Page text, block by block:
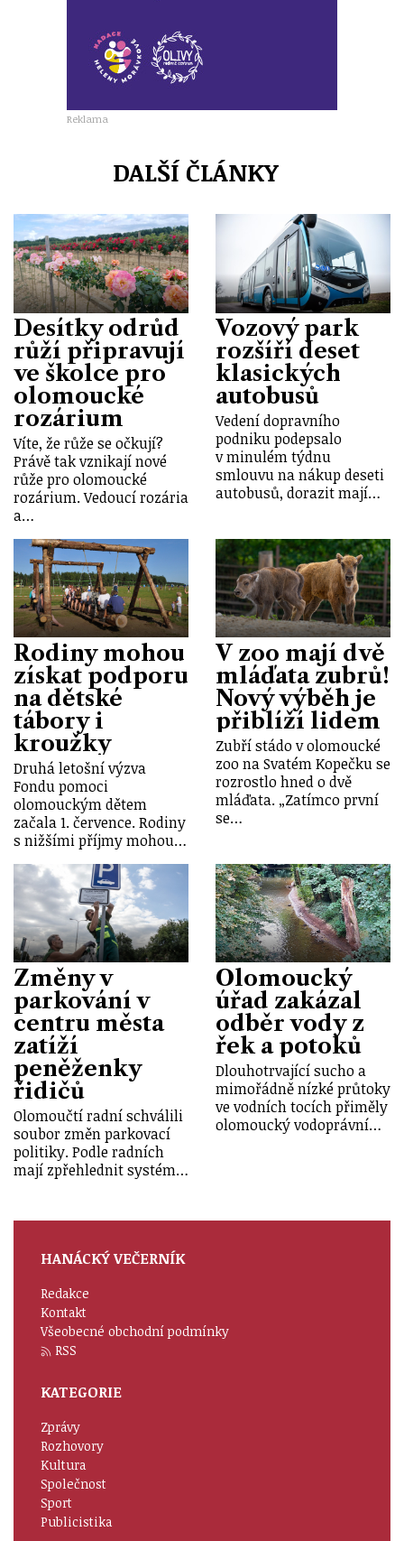
Reklama
DALŠÍ ČLÁNKY
Desítky odrůd
růží připravují
ve školce pro
olomoucké
rozárium
Víte, že růže se očkují?
Právě tak vznikají nové
růže pro olomoucké
rozárium. Vedoucí rozária
a…
Vozový park
rozšíří deset
klasických
autobusů
Vedení dopravního
podniku podepsalo
v minulém týdnu
smlouvu na nákup deseti
autobusů, dorazit mají…
Rodiny mohou
získat podporu
na dětské
tábory i
kroužky
Druhá letošní výzva
Fondu pomoci
olomouckým dětem
začala 1. července. Rodiny
s nižšími příjmy mohou…
V zoo mají dvě
mláďata zubrů!
Nový výběh je
přiblíží lidem
Zubří stádo v olomoucké
zoo na Svatém Kopečku se
rozrostlo hned o dvě
mláďata. „Zatímco první
se…
Změny v
parkování v
centru města
zatíží
peněženky
řidičů
Olomoučtí radní schválili
soubor změn parkovací
politiky. Podle radních
mají zpřehlednit systém…
Olomoucký
úřad zakázal
odběr vody z
řek a potoků
Dlouhotrvající sucho a
mimořádně nízké průtoky
ve vodních tocích přiměly
olomoucký vodoprávní…
HANÁCKÝ VEČERNÍK
Redakce
Kontakt
Všeobecné obchodní podmínky
RSS
KATEGORIE
Zprávy
Rozhovory
Kultura
Společnost
Sport
Publicistika